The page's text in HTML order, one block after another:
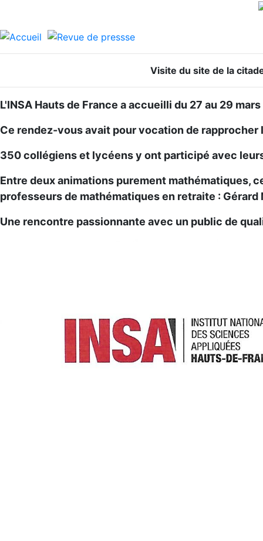
Visite du site de la
L'INSA Hauts de France a accueilli du 27 au 29
Ce rendez-vous avait pour vocation de
350 collégiens et lycéens y ont participé avec
Entre deux animations purement mathématiques,
professeurs de mathématiques en retraite :
Une rencontre passionnante avec un public de